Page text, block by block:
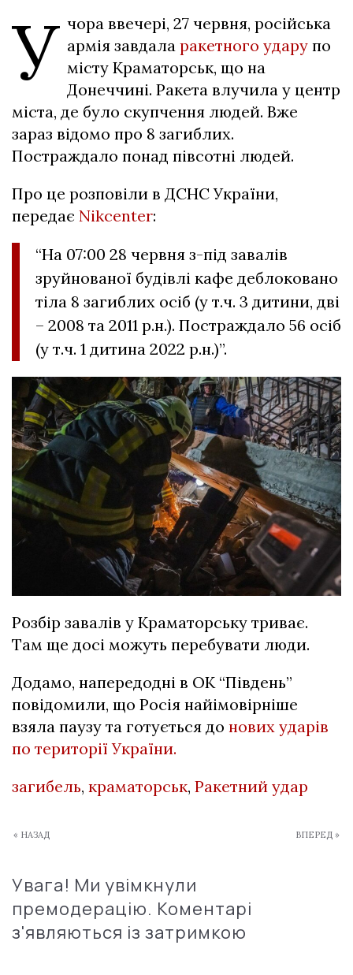
У чора ввечері, 27 червня, російська
армія завдала ракетного удару по
місту Краматорськ, що на
Донеччині. Ракета влучила у центр
міста, де було скупчення людей. Вже
зараз відомо про 8 загиблих.
Постраждало понад півсотні людей.
Про це розповіли в ДСНС України,
передає Nikcenter:
“На 07:00 28 червня з-під завалів
зруйнованої будівлі кафе деблоковано
тіла 8 загиблих осіб (у т.ч. 3 дитини, дві
– 2008 та 2011 р.н.). Постраждало 56 осіб
(у т.ч. 1 дитина 2022 р.н.)”.
Розбір завалів у Краматорську триває.
Там ще досі можуть перебувати люди.
Додамо, напередодні в ОК “Південь”
повідомили, що Росія найімовірніше
взяла паузу та готується до нових ударів
по території України.
загибель, краматорськ, Ракетний удар
« НАЗАД ВПЕРЕД »
Увага! Ми увімкнули
премодерацію. Коментарі
з'являються із затримкою